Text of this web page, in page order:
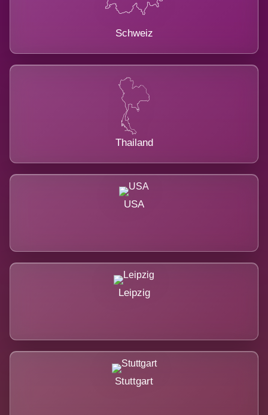
Schweiz
Thailand
USA
Leipzig
Stuttgart